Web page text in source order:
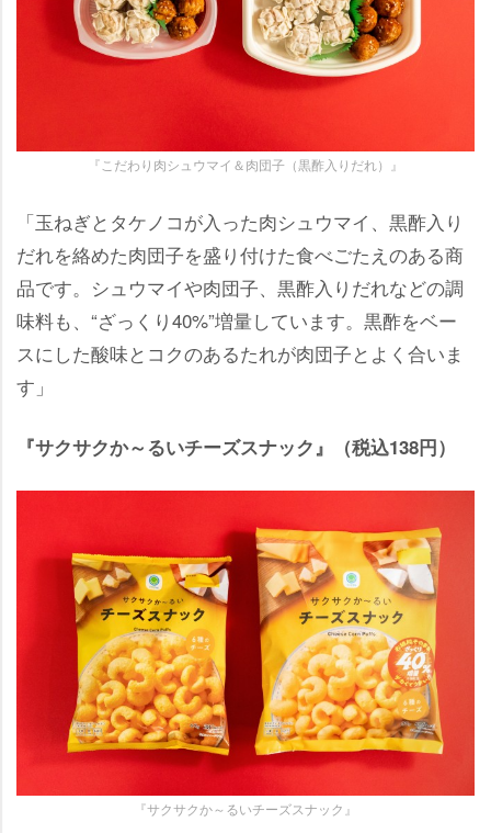
『こだわり肉シュウマイ＆肉団子（黒酢入りだれ）』
「玉ねぎとタケノコが入った肉シュウマイ、黒酢入り
だれを絡めた肉団子を盛り付けた食べごたえのある商
品です。シュウマイや肉団子、黒酢入りだれなどの調
味料も、“ざっくり40%”増量しています。黒酢をベー
スにした酸味とコクのあるたれが肉団子とよく合いま
す」
『サクサクか～るいチーズスナック』（税込138円）
『サクサクか～るいチーズスナック』